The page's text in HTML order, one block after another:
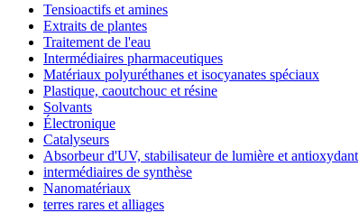
Tensioactifs et amines
Extraits de plantes
Traitement de l'eau
Intermédiaires pharmaceutiques
Matériaux polyuréthanes et isocyanates spéciaux
Plastique, caoutchouc et résine
Solvants
Électronique
Catalyseurs
Absorbeur d'UV, stabilisateur de lumière et antioxydant
intermédiaires de synthèse
Nanomatériaux
terres rares et alliages